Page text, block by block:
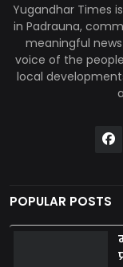
Yugandhar Times
in Padrauna,
meaningful
voice of the
local
POPULAR POSTS